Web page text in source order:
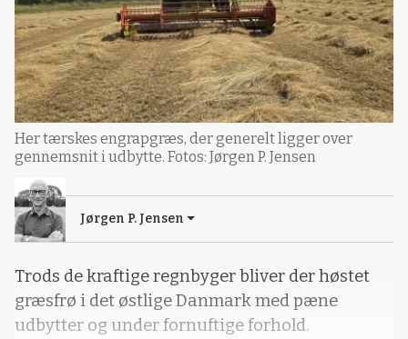
Her tærskes engrapgræs, der generelt ligger over
gennemsnit i udbytte. Fotos: Jørgen P. Jensen
Jørgen P. Jensen
Trods de kraftige regnbyger bliver der høstet
græsfrø i det østlige Danmark med pæne
udbytter og under fornuftige forhold.